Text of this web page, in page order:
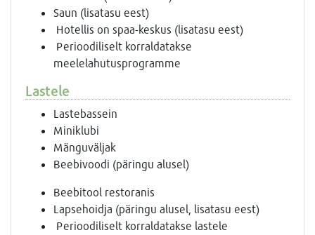
Saun (lisatasu eest)
Hotellis on spaa-keskus (lisatasu eest)
Perioodiliselt korraldatakse
meelelahutusprogramme
Lastele
Lastebassein
Miniklubi
Mänguväljak
Beebivoodi (päringu alusel)
Beebitool restoranis
Lapsehoidja (päringu alusel, lisatasu eest)
Perioodiliselt korraldatakse lastele